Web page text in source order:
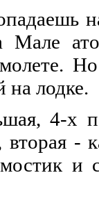
Мале
на лодке.
4-х
-
и